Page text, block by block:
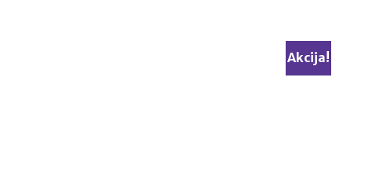
Akcija!